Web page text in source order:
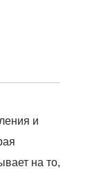
и
на то,